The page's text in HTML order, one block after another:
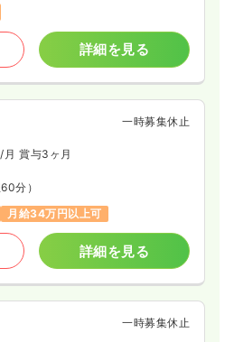
詳細を見る
一時募集休止
/月 賞与3ヶ月
分）
月給34万円以上可
詳細を見る
一時募集休止